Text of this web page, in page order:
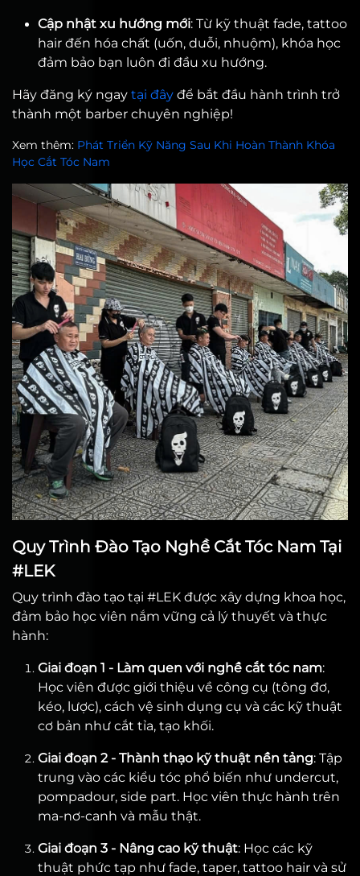
Cập nhật xu hướng mới: Từ kỹ thuật fade, tattoo
hair đến hóa chất (uốn, duỗi, nhuộm), khóa học
đảm bảo bạn luôn đi đầu xu hướng.
Hãy đăng ký ngay tại đây để bắt đầu hành trình trở
thành một barber chuyên nghiệp!
Xem thêm: Phát Triển Kỹ Năng Sau Khi Hoàn Thành Khóa
Học Cắt Tóc Nam
Quy Trình Đào Tạo Nghề Cắt Tóc Nam Tại
#LEK
Quy trình đào tạo tại #LEK được xây dựng khoa học,
đảm bảo học viên nắm vững cả lý thuyết và thực
hành:
Giai đoạn 1 - Làm quen với nghề cắt tóc nam:
Học viên được giới thiệu về công cụ (tông đơ,
kéo, lược), cách vệ sinh dụng cụ và các kỹ thuật
cơ bản như cắt tỉa, tạo khối.
Giai đoạn 2 - Thành thạo kỹ thuật nền tảng: Tập
trung vào các kiểu tóc phổ biến như undercut,
pompadour, side part. Học viên thực hành trên
ma-nơ-canh và mẫu thật.
Giai đoạn 3 - Nâng cao kỹ thuật: Học các kỹ
thuật phức tạp như fade, taper, tattoo hair và sử